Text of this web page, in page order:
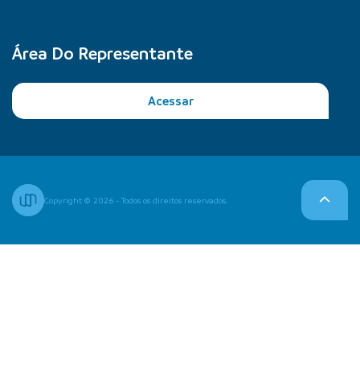
Área Do Representante
Acessar
Copyright © 2026 - Todos os direitos reservados.